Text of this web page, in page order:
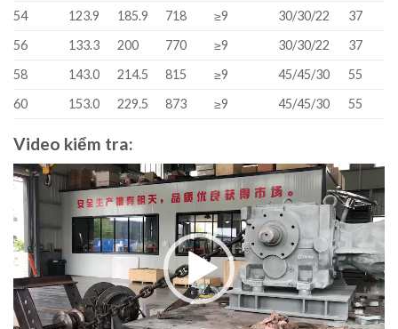
54
123.9 185.9 718 ≥9 30/30/22
37
56
133.3 200 770 ≥9 30/30/22
37
58
143.0 214.5 815 ≥9 45/45/30
55
60
153.0 229.5 873 ≥9 45/45/30 55
Video kiểm tra:
Video
Player